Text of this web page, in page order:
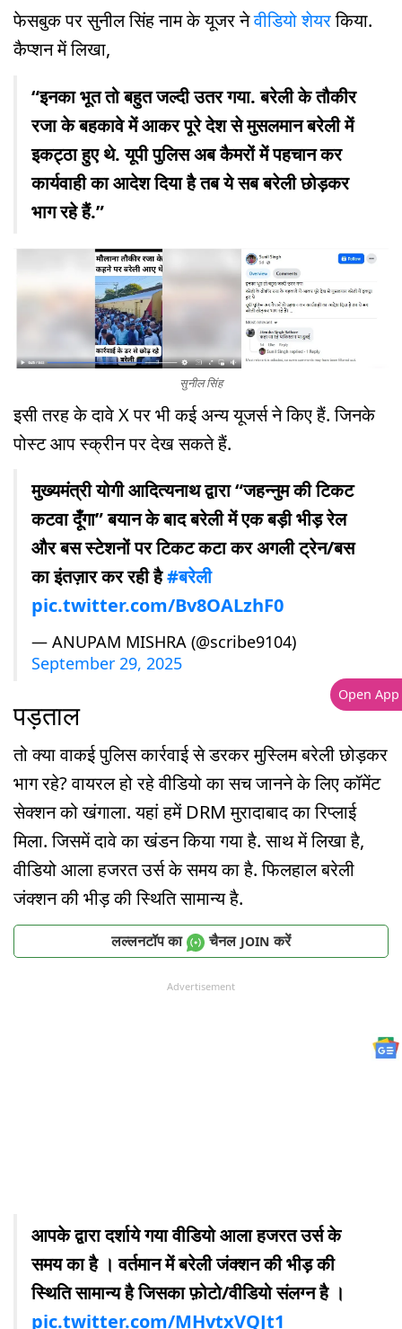
फेसबुक पर सुनील सिंह नाम के यूजर नेवीडियो शेयरकिया.
कैप्शन में लिखा,
“इनका भूत तो बहुत जल्दी उतर गया. बरेली के तौकीर
रजा के बहकावे में आकर पूरे देश से मुसलमान बरेली में
इकट्ठा हुए थे. यूपी पुलिस अब कैमरों में पहचान कर
कार्यवाही का आदेश दिया है तब ये सब बरेली छोड़कर
भाग रहे हैं.”
सुनील सिंह
इसी तरह के दावे X पर भी कई अन्य यूजर्स ने किए हैं. जिनके
पोस्ट आप स्क्रीन पर देख सकते हैं.
मुख्यमंत्री योगी आदित्यनाथ द्वारा “जहन्नुम की टिकट
कटवा दूँगा” बयान के बाद बरेली में एक बड़ी भीड़ रेल
और बस स्टेशनों पर टिकट कटा कर अगली ट्रेन/बस
का इंतज़ार कर रही है#बरेली
pic.twitter.com/Bv8OALzhF0
— ANUPAM MISHRA (@scribe9104)
September 29, 2025
पड़ताल
तो क्या वाकई पुलिस कार्रवाई से डरकर मुस्लिम बरेली छोड़कर
भाग रहे? वायरल हो रहे वीडियो का सच जानने के लिए कॉमेंट
सेक्शन को खंगाला. यहां हमें DRM मुरादाबाद का रिप्लाई
मिला. जिसमें दावे का खंडन किया गया है. साथ में लिखा है,
वीडियो आला हजरत उर्स के समय का है. फिलहाल बरेली
जंक्शन की भीड़ की स्थिति सामान्य है.
लल्लनटॉप का चैनल JOIN करें
Advertisement
आपके द्वारा दर्शाये गया वीडियो आला हजरत उर्स के
समय का है । वर्तमान में बरेली जंक्शन की भीड़ की
स्थिति सामान्य है जिसका फ़ोटो/वीडियो संलग्न है ।
pic.twitter.com/MHvtxVQJt1
Open App